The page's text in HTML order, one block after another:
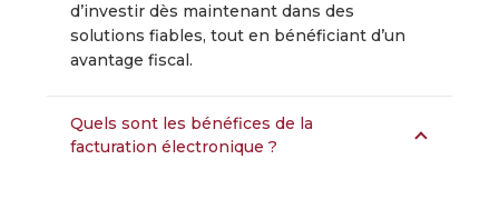
d’investir dès maintenant dans des
solutions fiables, tout en bénéficiant d’un
avantage fiscal.
Quels sont les bénéfices de la
facturation électronique ?